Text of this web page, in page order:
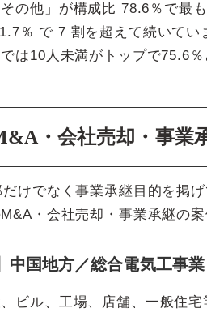
の他」が構成比 78.6％で最
％ で 7 割を超えて続いて
は10人未満がトップで75.6
・会社売却・事業
けでなく事業承継目的を掲
・会社売却・事業承継の案
国地方／総合電気工事業
ビル、工場、店舗、一般住